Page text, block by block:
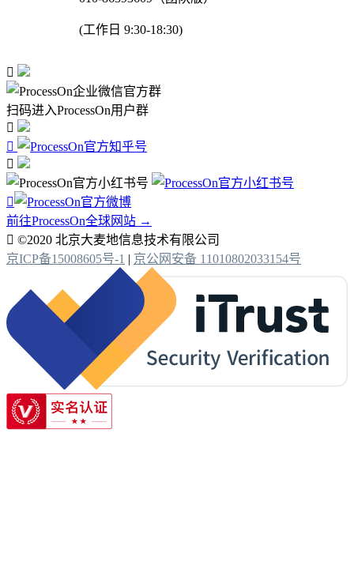
(工作日 9:30-18:30)

扫码进入ProcessOn用户群




前往ProcessOn全球网站 →
 ©2020 北京大麦地信息技术有限公司
京ICP备15008605号-1 | 京公网安备 11010802033154号